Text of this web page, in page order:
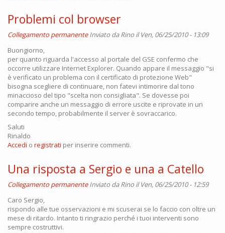
Problemi col browser
Collegamento permanente Inviato daRino il Ven, 06/25/2010 - 13:09
Buongiorno,
per quanto riguarda l'accesso al portale del GSE confermo che
occorre utilizzare Internet Explorer. Quando appare il messaggio "si
è verificato un problema con il certificato di protezione Web"
bisogna scegliere di continuare, non fatevi intimorire dal tono
minaccioso del tipo "scelta non consigliata". Se dovesse poi
comparire anche un messaggio di errore uscite e riprovate in un
secondo tempo, probabilmente il server è sovraccarico.
Saluti
Rinaldo
Accedi o registrati per inserire commenti.
Una risposta a Sergio e una a Catello
Collegamento permanente Inviato daRino il Ven, 06/25/2010 - 12:59
Caro Sergio,
rispondo alle tue osservazioni e mi scuserai se lo faccio con oltre un
mese di ritardo. Intanto ti ringrazio perché i tuoi interventi sono
sempre costruttivi.